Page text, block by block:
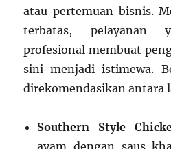
atau pertemuan bisnis.
terbatas, pelayanan
profesional membuat
sini menjadi istimewa.
direkomendasikan antara
Southern Style